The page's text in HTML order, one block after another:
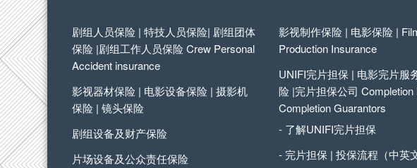
剧组人员保险 | 特技人员保险| 剧组团体
保险 |剧组工作人员保险 Crew Personal
Accident insurance
影视器材保险 | 电影设备保险 | 摄影机
保险 | 镜头保险
剧组设备及财产保险
片场设备及公众责任保险
影视制作保险 | 电影保险 |
Production Insurance
UNIFI完片担保 | 电影完片服
险 |完片担保公司 Completion
Completion Guarantors
- 了解UNIFI完片担保
- 完片担保 | 投保流程（中英